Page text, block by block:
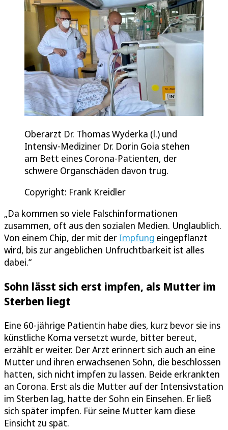
Oberarzt Dr. Thomas Wyderka (l.) und
Intensiv-Mediziner Dr. Dorin Goia stehen
am Bett eines Corona-Patienten, der
schwere Organschäden davon trug.
Copyright: Frank Kreidler
„Da kommen so viele Falschinformationen
zusammen, oft aus den sozialen Medien. Unglaublich.
Von einem Chip, der mit der Impfung eingepflanzt
wird, bis zur angeblichen Unfruchtbarkeit ist alles
dabei.“
Sohn lässt sich erst impfen, als Mutter im
Sterben liegt
Eine 60-jährige Patientin habe dies, kurz bevor sie ins
künstliche Koma versetzt wurde, bitter bereut,
erzählt er weiter. Der Arzt erinnert sich auch an eine
Mutter und ihren erwachsenen Sohn, die beschlossen
hatten, sich nicht impfen zu lassen. Beide erkrankten
an Corona. Erst als die Mutter auf der Intensivstation
im Sterben lag, hatte der Sohn ein Einsehen. Er ließ
sich später impfen. Für seine Mutter kam diese
Einsicht zu spät.